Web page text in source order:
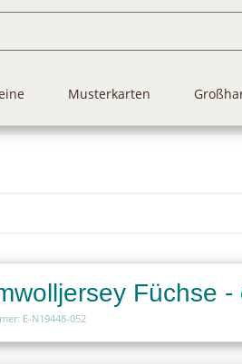
Musterkarten
Füchse -
E-N19448-052